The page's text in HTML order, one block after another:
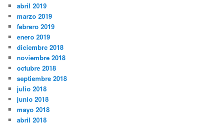
abril 2019
marzo 2019
febrero 2019
enero 2019
diciembre 2018
noviembre 2018
octubre 2018
septiembre 2018
julio 2018
junio 2018
mayo 2018
abril 2018